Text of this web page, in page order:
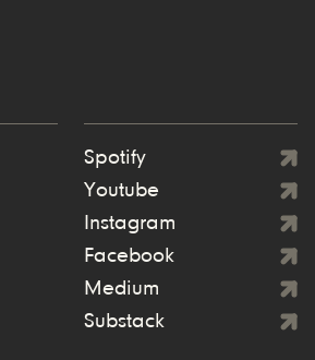
Spotify
Youtube
Instagram
Facebook
Medium
Substack